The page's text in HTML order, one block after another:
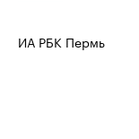
ИА РБК Пермь